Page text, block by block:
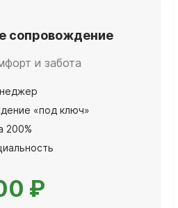
сопровождение
и забота
«под ключ»
200%
₽